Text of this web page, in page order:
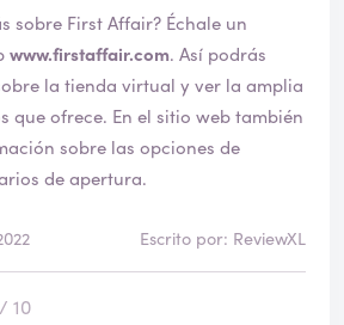
First Affair? Échale un
www.firstaffair.com. Así podrás
la tienda virtual y ver la amplia
el sitio web también
sobre las opciones de
de apertura.
Escrito por: ReviewXL
10